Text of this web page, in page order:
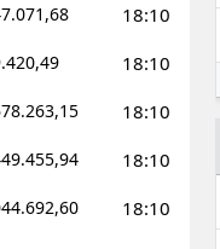
18:10
18:10
18:10
18:10
18:10